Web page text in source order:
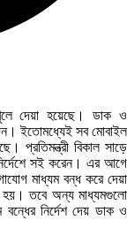
দেয়া হয়েছে। ডাক ও
ইতোমধ্যেই সব মোবাইল
প্রতিমন্ত্রী বিকাল সাড়ে
সই করেন। এর আগে
মাধ্যম বন্ধ করে দেয়া
তবে অন্য মাধ্যমগুলো
নির্দেশ দেয় ডাক ও